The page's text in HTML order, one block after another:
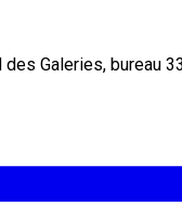
Galeries, bureau